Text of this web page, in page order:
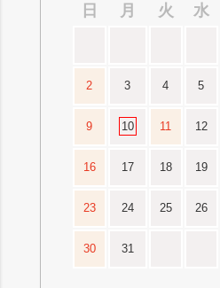
日
月 火 水
2 3 4 5
9 10 11 12
16 17 18 19
23 24 25 26
30 31